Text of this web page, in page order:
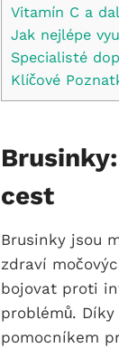
Vitamín C a
Jak nejlépe
Specialisté
Klíčové
cest
Brusinky jsou
zdraví
bojovat proti
problémů.
pomocníkem